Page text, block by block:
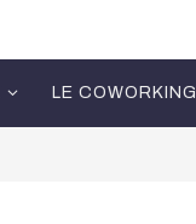
LE COWORKING